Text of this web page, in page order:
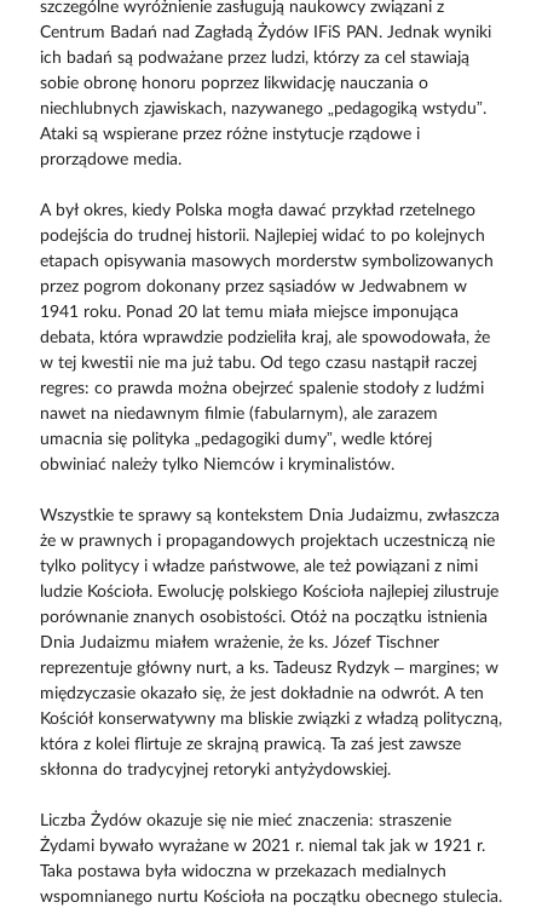
szczególne wyróżnienie zasługują naukowcy związani z
Centrum Badań nad Zagładą Żydów IFiS PAN. Jednak wyniki
ich badań są podważane przez ludzi, którzy za cel stawiają
sobie obronę honoru poprzez likwidację nauczania o
niechlubnych zjawiskach, nazywanego „pedagogiką wstydu”.
Ataki są wspierane przez różne instytucje rządowe i
prorządowe media.
A był okres, kiedy Polska mogła dawać przykład rzetelnego
podejścia do trudnej historii. Najlepiej widać to po kolejnych
etapach opisywania masowych morderstw symbolizowanych
przez pogrom dokonany przez sąsiadów w Jedwabnem w
1941 roku. Ponad 20 lat temu miała miejsce imponująca
debata, która wprawdzie podzieliła kraj, ale spowodowała, że
w tej kwestii nie ma już tabu. Od tego czasu nastąpił raczej
regres: co prawda można obejrzeć spalenie stodoły z ludźmi
nawet na niedawnym filmie (fabularnym), ale zarazem
umacnia się polityka „pedagogiki dumy”, wedle której
obwiniać należy tylko Niemców i kryminalistów.
Wszystkie te sprawy są kontekstem Dnia Judaizmu, zwłaszcza
że w prawnych i propagandowych projektach uczestniczą nie
tylko politycy i władze państwowe, ale też powiązani z nimi
ludzie Kościoła. Ewolucję polskiego Kościoła najlepiej zilustruje
porównanie znanych osobistości. Otóż na początku istnienia
Dnia Judaizmu miałem wrażenie, że ks. Józef Tischner
reprezentuje główny nurt, a ks. Tadeusz Rydzyk – margines; w
międzyczasie okazało się, że jest dokładnie na odwrót. A ten
Kościół konserwatywny ma bliskie związki z władzą polityczną,
która z kolei flirtuje ze skrajną prawicą. Ta zaś jest zawsze
skłonna do tradycyjnej retoryki antyżydowskiej.
Liczba Żydów okazuje się nie mieć znaczenia: straszenie
Żydami bywało wyrażane w 2021 r. niemal tak jak w 1921 r.
Taka postawa była widoczna w przekazach medialnych
wspomnianego nurtu Kościoła na początku obecnego stulecia.